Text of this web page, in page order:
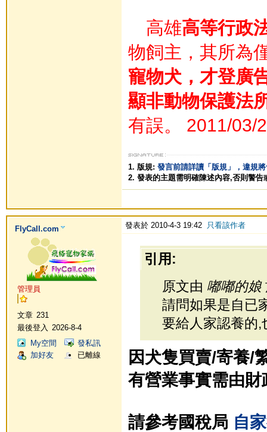
高雄高等行政
物飼主，其所為
寵物犬，才登廣
顯非動物保護法
有誤。 2011/03/
1. 版規: 發言前請詳讀「版規」，違規
2. 發表的主題需明確陳述內容,否則警告
FlyCall.com
管理員
文章 231
最後登入
2026-8-4
My空間
發私訊
加好友
已離線
發表於 2010-4-3 19:42 只看該作者
引用:
原文由 嘟嘟的娘
請問如果是自已
要給人家認養的,
因犬隻買賣/寄養/
有營業事實需由
請參考國稅局 自